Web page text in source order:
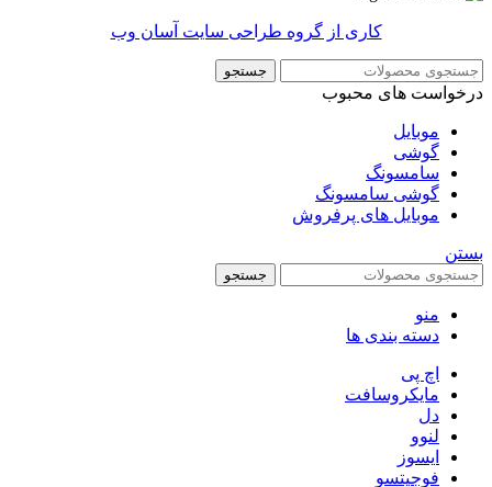
کاری از گروه طراحی سایت آسان وب
جستجو
درخواست های محبوب
موبایل
گوشی
سامسونگ
گوشی سامسونگ
موبایل های پرفروش
بستن
جستجو
منو
دسته بندی ها
اچ پی
مایکروسافت
دل
لنوو
ایسوز
فوجیتسو